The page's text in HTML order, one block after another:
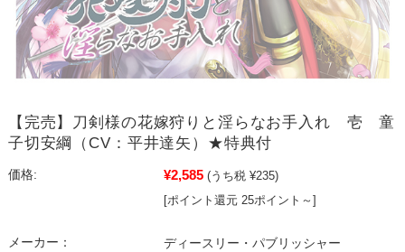
【完売】刀剣様の花嫁狩りと淫らなお手入れ 壱 童
子切安綱（CV：平井達矢）★特典付
価格: ¥2,585 (うち税 ¥235)
[ポイント還元 25ポイント～]
メーカー：
ディースリー・パブリッシャー